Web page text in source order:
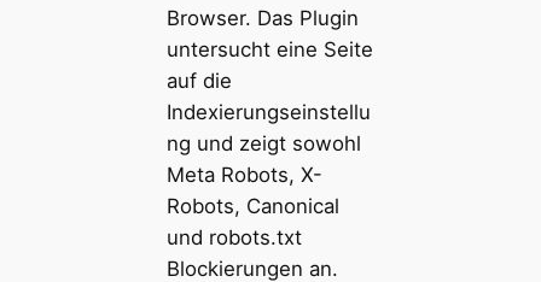
Browser. Das Plugin
untersucht eine Seite
auf die
Indexierungseinstellu
ng und zeigt sowohl
Meta Robots, X-
Robots, Canonical
und robots.txt
Blockierungen an.